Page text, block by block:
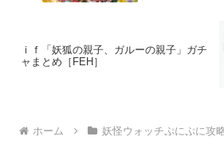
ｉｆ「妖狐の親子、ガルーの親子」ガチ
ャまとめ［FEH］
ホーム 妖怪ウォッチぷにぷに攻